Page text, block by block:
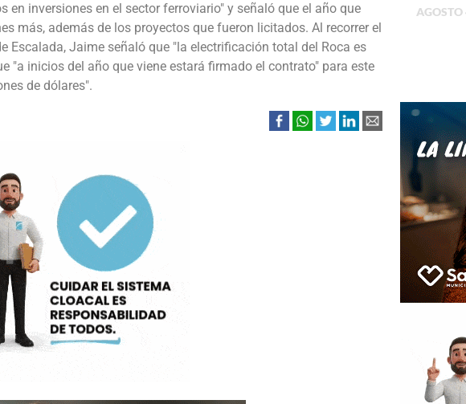
en inversiones en el sector ferroviario" y señaló que el año que
más, además de los proyectos que fueron licitados. Al recorrer el
Escalada, Jaime señaló que "la electrificación total del Roca es
"a inicios del año que viene estará firmado el contrato" para este
de dólares".